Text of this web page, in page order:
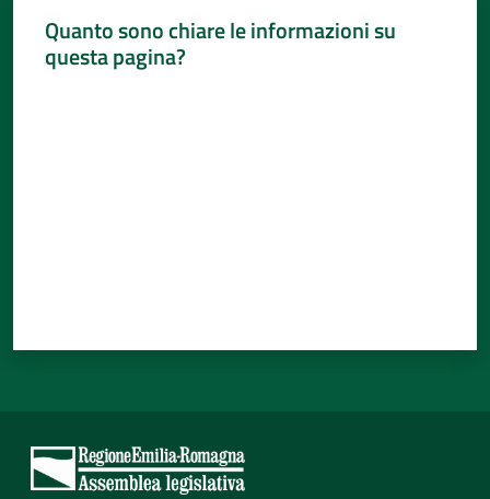
Quanto sono chiare le informazioni su
questa pagina?